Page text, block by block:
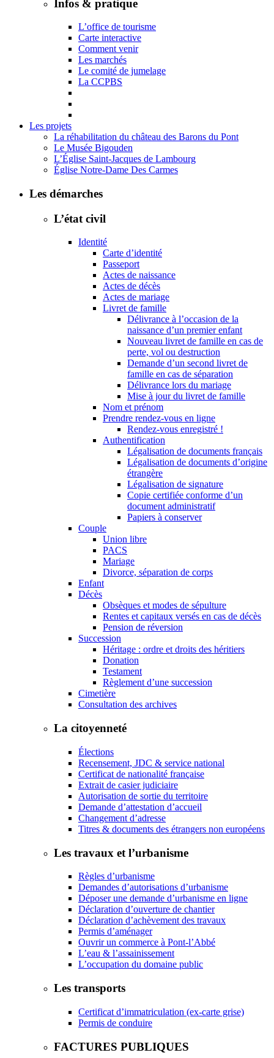
Infos & pratique
L’office de tourisme
Carte interactive
Comment venir
Les marchés
Le comité de jumelage
La CCPBS
Les projets
La réhabilitation du château des Barons du Pont
Le Musée Bigouden
L’Église Saint-Jacques de Lambourg
Église Notre-Dame Des Carmes
Les démarches
L’état civil
Identité
Carte d’identité
Passeport
Actes de naissance
Actes de décès
Actes de mariage
Livret de famille
Délivrance à l’occasion de la
naissance d’un premier enfant
Nouveau livret de famille en cas de
perte, vol ou destruction
Demande d’un second livret de
famille en cas de séparation
Délivrance lors du mariage
Mise à jour du livret de famille
Nom et prénom
Prendre rendez-vous en ligne
Rendez-vous enregistré !
Authentification
Légalisation de documents français
Légalisation de documents d’origine
étrangère
Légalisation de signature
Copie certifiée conforme d’un
document administratif
Papiers à conserver
Couple
Union libre
PACS
Mariage
Divorce, séparation de corps
Enfant
Décès
Obsèques et modes de sépulture
Rentes et capitaux versés en cas de décès
Pension de réversion
Succession
Héritage : ordre et droits des héritiers
Donation
Testament
Règlement d’une succession
Cimetière
Consultation des archives
La citoyenneté
Élections
Recensement, JDC & service national
Certificat de nationalité française
Extrait de casier judiciaire
Autorisation de sortie du territoire
Demande d’attestation d’accueil
Changement d’adresse
Titres & documents des étrangers non européens
Les travaux et l’urbanisme
Règles d’urbanisme
Demandes d’autorisations d’urbanisme
Déposer une demande d’urbanisme en ligne
Déclaration d’ouverture de chantier
Déclaration d’achèvement des travaux
Permis d’aménager
Ouvrir un commerce à Pont-l’Abbé
L’eau & l’assainissement
L’occupation du domaine public
Les transports
Certificat d’immatriculation (ex-carte grise)
Permis de conduire
FACTURES PUBLIQUES